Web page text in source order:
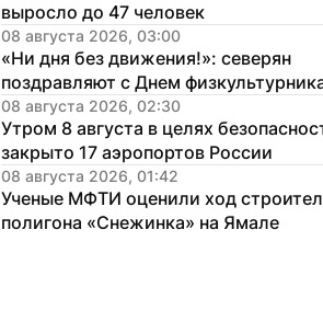
выросло до 47 человек
08 августа 2026, 03:00
«Ни дня без движения!»: северян
поздравляют с Днем
08 августа 2026, 02:30
Утром 8 августа в целях
закрыто 17 аэропортов России
08 августа 2026, 01:42
Ученые МФТИ оценили ход
полигона «Снежинка» на Ямале